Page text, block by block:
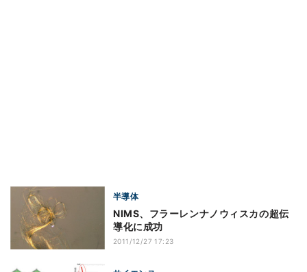
半導体
NIMS、フラーレンナノウィスカの超伝
導化に成功
2011/12/27 17:23